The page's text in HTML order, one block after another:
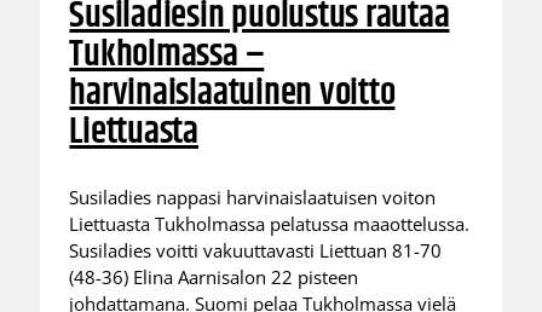
Susiladiesin puolustus rautaa
Tukholmassa –
harvinaislaatuinen voitto
Liettuasta
Susiladies nappasi harvinaislaatuisen voiton
Liettuasta Tukholmassa pelatussa maaottelussa.
Susiladies voitti vakuuttavasti Liettuan 81-70
(48-36) Elina Aarnisalon 22 pisteen
johdattamana. Suomi pelaa Tukholmassa vielä